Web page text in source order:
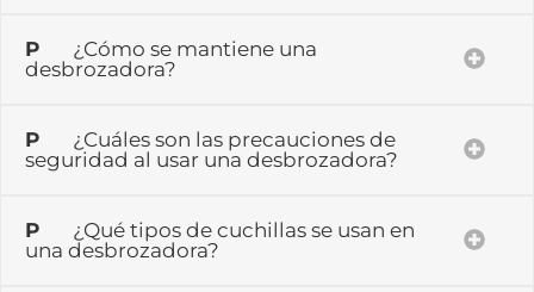
P ¿Cómo se mantiene una
desbrozadora?
P ¿Cuáles son las precauciones de
seguridad al usar una desbrozadora?
P ¿Qué tipos de cuchillas se usan en
una desbrozadora?